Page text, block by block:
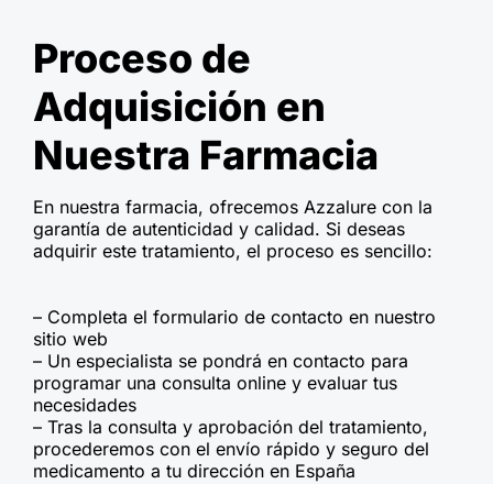
Proceso de
Adquisición en
Nuestra Farmacia
En nuestra farmacia, ofrecemos Azzalure con la
garantía de autenticidad y calidad. Si deseas
adquirir este tratamiento, el proceso es sencillo:
– Completa el formulario de contacto en nuestro
sitio web
– Un especialista se pondrá en contacto para
programar una consulta online y evaluar tus
necesidades
– Tras la consulta y aprobación del tratamiento,
procederemos con el envío rápido y seguro del
medicamento a tu dirección en España